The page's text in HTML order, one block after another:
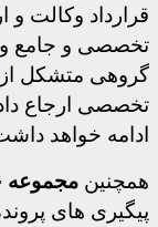
قرارداد وکالت و
تخصصی و جامع و
گروهی متشکل از
تخصصی ارجاع
ادامه خواهد
همچنین مجموعه
پیگیری های